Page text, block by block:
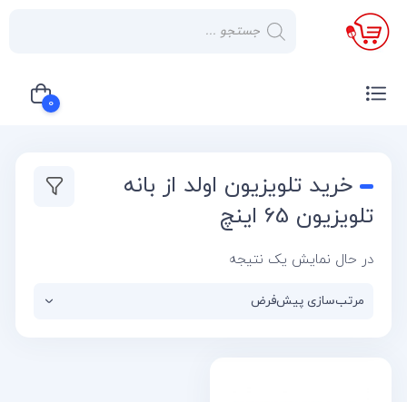
×
صفحه
صوتی و
تصویری
کولر
0
سبد خرید شما خالی است
خرید تلویزیون اولد از بانه
تلویزیون 65 اینچ
در حال نمایش یک نتیجه